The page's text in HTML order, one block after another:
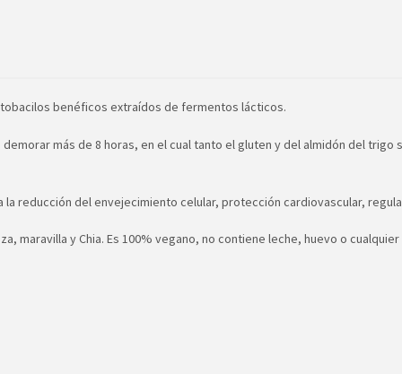
benéficos extraídos de fermentos lácticos.
más de 8 horas, en el cual tanto el gluten y del almidón del
reducción del envejecimiento celular, protección cardiovascular,
y Chia. Es 100% vegano, no contiene leche, huevo o